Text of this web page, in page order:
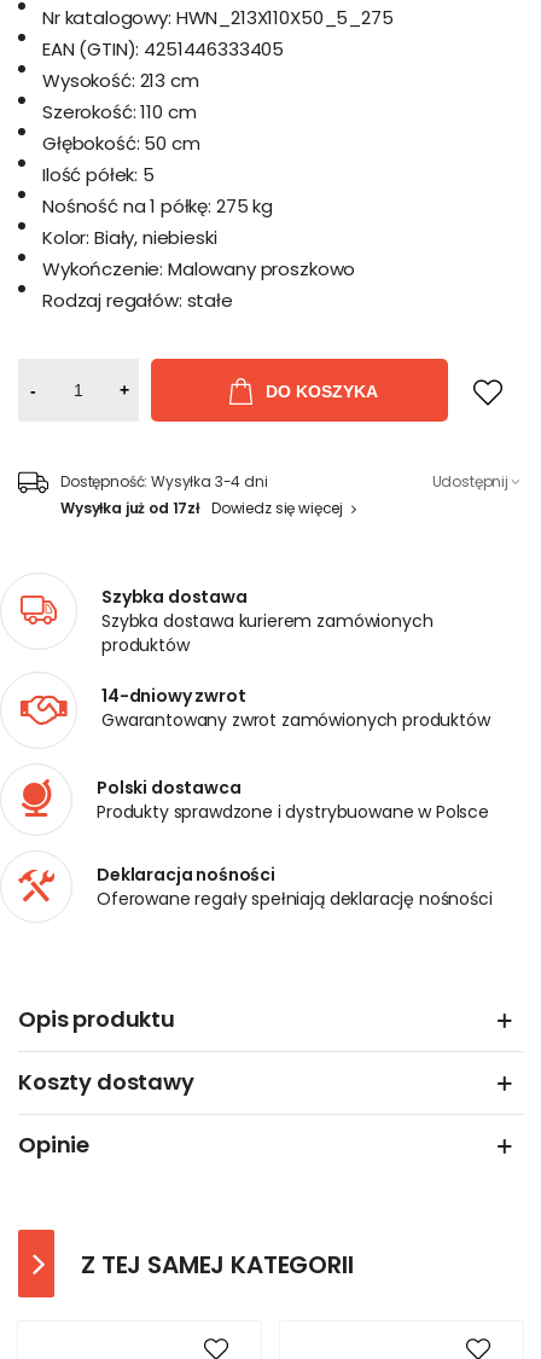
Nr katalogowy: HWN_213X110X50_5_275
EAN (GTIN): 4251446333405
Wysokość: 213 cm
Szerokość: 110 cm
Głębokość: 50 cm
Ilość półek: 5
Nośność na 1 półkę: 275 kg
Kolor: Biały, niebieski
Wykończenie: Malowany proszkowo
Rodzaj regałów: stałe
- + DO KOSZYKA
Dostępność: Wysyłka 3-4 dni
Wysyłka już od 17zł Dowiedz się więcej
Udostępnij
Szybka dostawa
Szybka dostawa kurierem zamówionych
produktów
14-dniowy zwrot
Gwarantowany zwrot zamówionych produktów
Polski dostawca
Produkty sprawdzone i dystrybuowane w Polsce
Deklaracja nośności
Oferowane regały spełniają deklarację nośności
Opis produktu
Koszty dostawy
Opinie
Z TEJ SAMEJ KATEGORII